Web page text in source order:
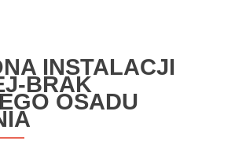
INSTALACJI
BRAK
OSADU